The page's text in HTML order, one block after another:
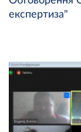
експертиза"